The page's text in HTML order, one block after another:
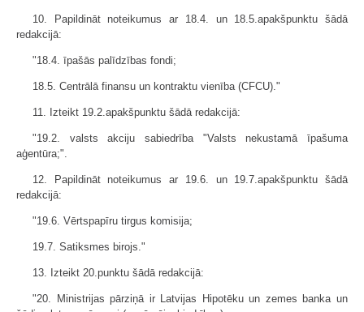
10. Papildināt noteikumus ar 18.4. un 18.5.apakšpunktu šādā
redakcijā:
"18.4. īpašās palīdzības fondi;
18.5. Centrālā finansu un kontraktu vienība (CFCU)."
11. Izteikt 19.2.apakšpunktu šādā redakcijā:
"19.2. valsts akciju sabiedrība "Valsts nekustamā īpašuma
aģentūra;".
12. Papildināt noteikumus ar 19.6. un 19.7.apakšpunktu šādā
redakcijā:
"19.6. Vērtspapīru tirgus komisija;
19.7. Satiksmes birojs."
13. Izteikt 20.punktu šādā redakcijā:
"20. Ministrijas pārziņā ir Latvijas Hipotēku un zemes banka un